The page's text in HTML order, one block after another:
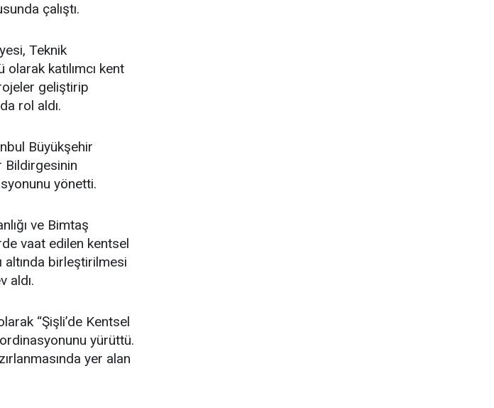
çalıştı.
Teknik
katılımcı kent
geliştirip
rol aldı.
Büyükşehir
Bildirgesinin
yönetti.
ve Bimtaş
vaat edilen kentsel
altında birleştirilmesi
aldı.
“Şişli’de Kentsel
yürüttü.
yer alan